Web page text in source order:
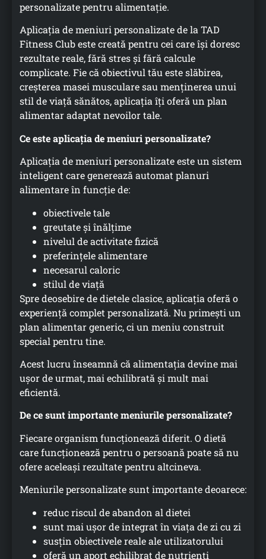
personalizate pentru alimentație.
Aplicația de meniuri personalizate de la TAD
Fitness Club este creată pentru cei care își doresc
rezultate reale, fără stres și fără calcule
complicate. Fie că obiectivul tău este slăbirea,
creșterea masei musculare sau menținerea unui
stil de viață sănătos, aplicația îți oferă un plan
alimentar adaptat nevoilor tale.
Ce este aplicația de meniuri personalizate?
Aplicația de meniuri personalizate este un sistem
inteligent care generează automat planuri
alimentare în funcție de:
obiectivele tale
greutate și înălțime
nivelul de activitate fizică
preferințele alimentare
necesarul caloric
stilul de viață
Spre deosebire de dietele clasice, aplicația oferă o
experiență complet personalizată. Nu primești un
plan alimentar generic, ci un meniu construit
special pentru tine.
Acest lucru înseamnă că alimentația devine mai
ușor de urmat, mai echilibrată și mult mai
eficientă.
De ce sunt importante meniurile personalizate?
Fiecare organism funcționează diferit. O dietă
care funcționează pentru o persoană poate să nu
ofere aceleași rezultate pentru altcineva.
Meniurile personalizate sunt importante deoarece:
reduc riscul de abandon al dietei
sunt mai ușor de integrat în viața de zi cu zi
susțin obiectivele reale ale utilizatorului
oferă un aport echilibrat de nutrienți